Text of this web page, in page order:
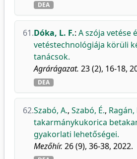
DEA
61.Dóka, L. F.: A szója vetése
vetéstechnológiája körüli
tanácsok.
Agrárágazat. 23 (2), 16-18,
DEA
62.Szabó, A., Szabó, É., Ragán,
takarmánykukorica
gyakorlati lehetőségei.
Mezőhír. 26 (9), 36-38, 2022.